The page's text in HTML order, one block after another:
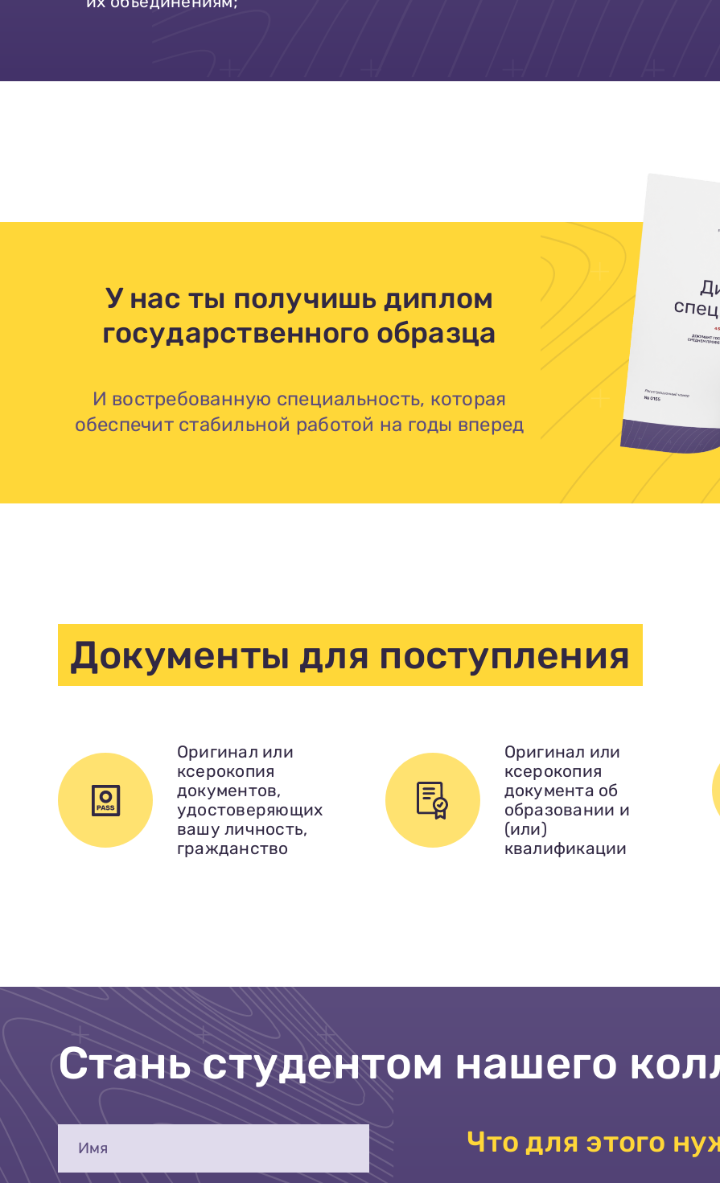
У нас ты получишь диплом
государственного образца
И востребованную специальность, которая
обеспечит стабильной работой на годы вперед
Документы для поступления
Оригинал или
ксерокопия
документов,
удостоверяющих
вашу личность,
гражданство
Оригинал или
ксерокопия
документа об
образовании и
(или)
квалификации
Стань студентом нашего
Имя
Что для этого
Отправить заявку